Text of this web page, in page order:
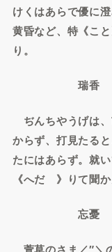
けくはあらで優に
黄昏など、特《こ
り。
瑞香
ぢんちやうげは
からず、打見たる
たにはあらず。就
《へだゝ》りて聞
忘憂
萱草のさま／″＼